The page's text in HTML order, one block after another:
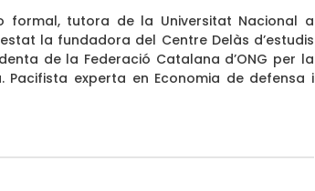
formal, tutora de la Universitat Nacional a
la fundadora del Centre Delàs d’estudis
de la Federació Catalana d’ONG per la
experta en Economia de defensa i